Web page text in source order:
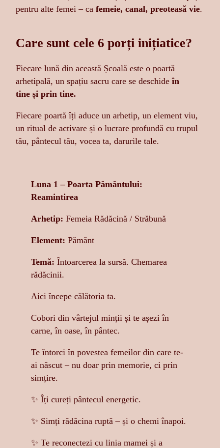
pentru alte femei – ca femeie, canal, preoteasă vie.
Care sunt cele 6 porți inițiatice?
Fiecare lună din această Școală este o poartă
arhetipală, un spațiu sacru care se deschideîn
tine și prin tine.
Fiecare poartă îți aduce un arhetip, un element viu,
un ritual de activare și o lucrare profundă cu trupul
tău, pântecul tău, vocea ta, darurile tale.
Luna 1 – Poarta Pământului:
Reamintirea
Arhetip: Femeia Rădăcină / Străbună
Element: Pământ
Temă: Întoarcerea la sursă. Chemarea
rădăcinii.
Aici începe călătoria ta.
Cobori din vârtejul minții și te așezi în
carne, în oase, în pântec.
Te întorci în povestea femeilor din care te-
ai născut – nu doar prin memorie, ci prin
simțire.
✨ Îți cureți pântecul energetic.
✨ Simți rădăcina ruptă – și o chemi înapoi.
✨ Te reconectezi cu linia mamei și a